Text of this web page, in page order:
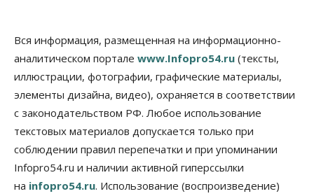
07 Августа 2026, 12:35
Общество
Синоптики рассказали о погоде в Новосибирске
на выходных
07 Августа 2026, 12:00
Жители Новосибирска смогут добровольно
повысить свою пенсию
07 Августа 2026, 11:30
Вся информация, размещенная на информационно-
аналитическом портале www.Infopro54.ru (тексты,
иллюстрации, фотографии, графические материалы,
элементы дизайна, видео), охраняется в соответствии
с законодательством РФ. Любое использование
текстовых материалов допускается только при
соблюдении правил перепечатки и при упоминании
Infopro54.ru и наличии активной гиперссылки
на infopro54.ru. Использование (воспроизведение)